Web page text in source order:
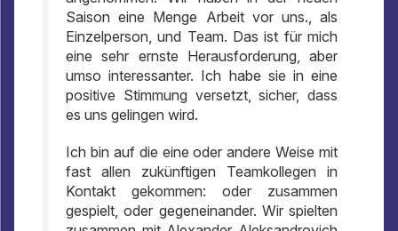
Saison eine Menge Arbeit vor uns., als
Einzelperson, und Team. Das ist für mich
eine sehr ernste Herausforderung, aber
umso interessanter. Ich habe sie in eine
positive Stimmung versetzt, sicher, dass
es uns gelingen wird.
Ich bin auf die eine oder andere Weise mit
fast allen zukünftigen Teamkollegen in
Kontakt gekommen: oder zusammen
gespielt, oder gegeneinander. Wir spielten